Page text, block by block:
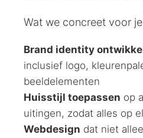
Wat we concreet voor
Brand identity
inclusief logo,
beeldelementen
Huisstijl toepassen op
uitingen, zodat alles op
Webdesign dat niet